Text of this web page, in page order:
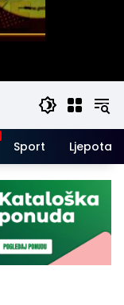
Sport Ljepota i